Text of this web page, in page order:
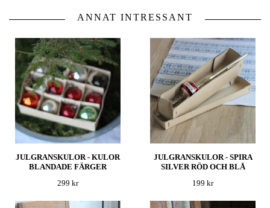
ANNAT INTRESSANT
JULGRANSKULOR - KULOR
BLANDADE FÄRGER
299 kr
JULGRANSKULOR - SPIRA
SILVER RÖD OCH BLÅ
199 kr